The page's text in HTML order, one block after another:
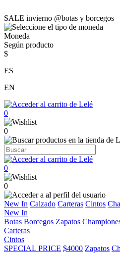
SALE invierno @botas y borcegos
Moneda
Según producto
$
ES
EN
0
0
0
0
New In Calzado Carteras Cintos
New In
Botas Borcegos Zapatos
Carteras
Cintos
SPECIAL PRICE $4000 Zapatos